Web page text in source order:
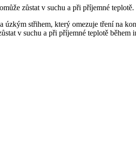
zůstat v suchu a při příjemné teplotě.
střihem, který omezuje tření na
v suchu a při příjemné teplotě během